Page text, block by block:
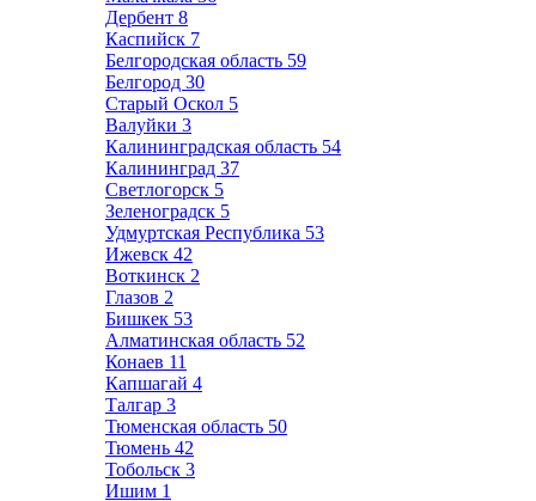
Дербент 8
Каспийск 7
Белгородская область 59
Белгород 30
Старый Оскол 5
Валуйки 3
Калининградская область 54
Калининград 37
Светлогорск 5
Зеленоградск 5
Удмуртская Республика 53
Ижевск 42
Воткинск 2
Глазов 2
Бишкек 53
Алматинская область 52
Конаев 11
Капшагай 4
Талгар 3
Тюменская область 50
Тюмень 42
Тобольск 3
Ишим 1